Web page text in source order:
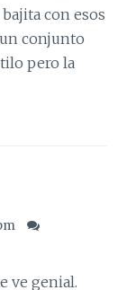
con esos
conjunto
pero la
ve genial.